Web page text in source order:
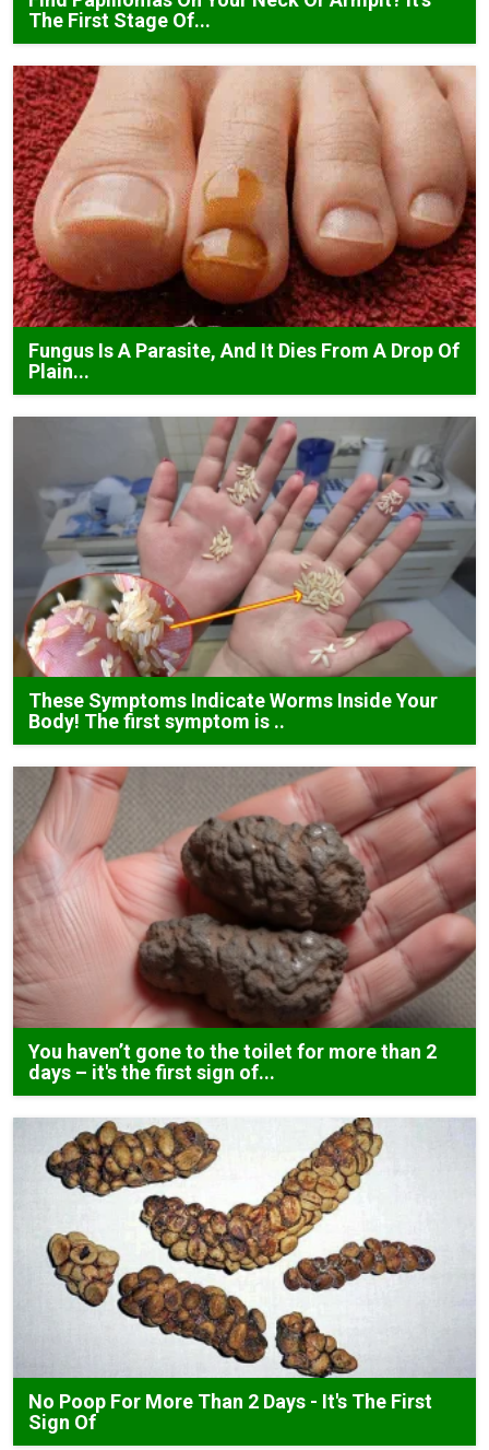
The First Stage Of...
Fungus Is A Parasite, And It Dies From A Drop Of
Plain...
These Symptoms Indicate Worms Inside Your
Body! The first symptom is ..
You haven’t gone to the toilet for more than 2
days – it's the first sign of...
No Poop For More Than 2 Days - It's The First
Sign Of